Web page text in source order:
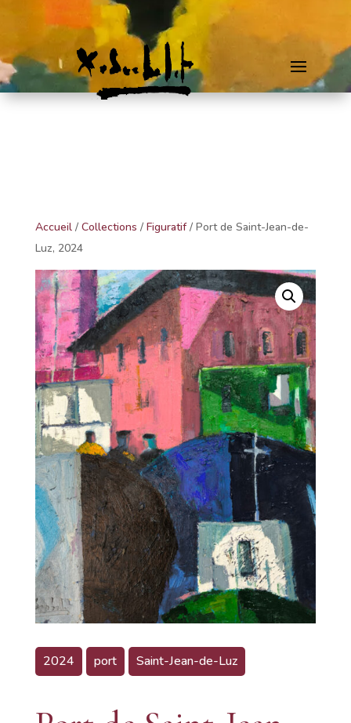
Accueil/ Collections / Figuratif/ Port de Saint-Jean-de-
Luz, 2024
2024 port Saint-Jean-de-Luz